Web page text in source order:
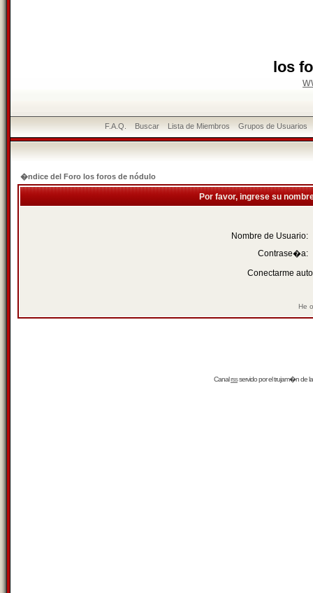
los
F.A.Q. Buscar Lista de Miembros Grupos de Usuarios
�ndice del Foro los foros de nódulo
Por favor, ingrese su
Nombre de Usuario:
Contrase�a:
Conectarme
He
Canalrssservido por eltrujam�nde